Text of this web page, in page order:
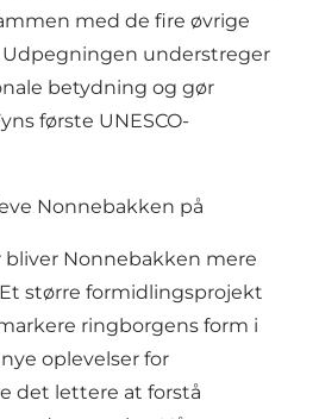
med de fire øvrige
understreger
betydning og gør
første UNESCO-
Nonnebakken på
Nonnebakken mere
større formidlingsprojekt
ringborgens form i
oplevelser for
det lettere at forstå